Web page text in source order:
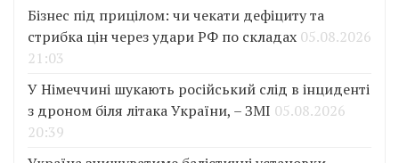
Бізнес під прицілом: чи чекати дефіциту та
стрибка цін через удари РФ по складах 05.08.2026
21:03
У Німеччині шукають російський слід в інциденті
з дроном біля літака України, – ЗМІ 05.08.2026
20:39